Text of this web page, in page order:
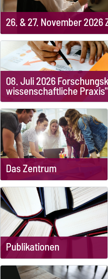
26. & 27. November
08. Juli 2026
wissenschaftliche Praxis"
Das Zentrum
Publikationen